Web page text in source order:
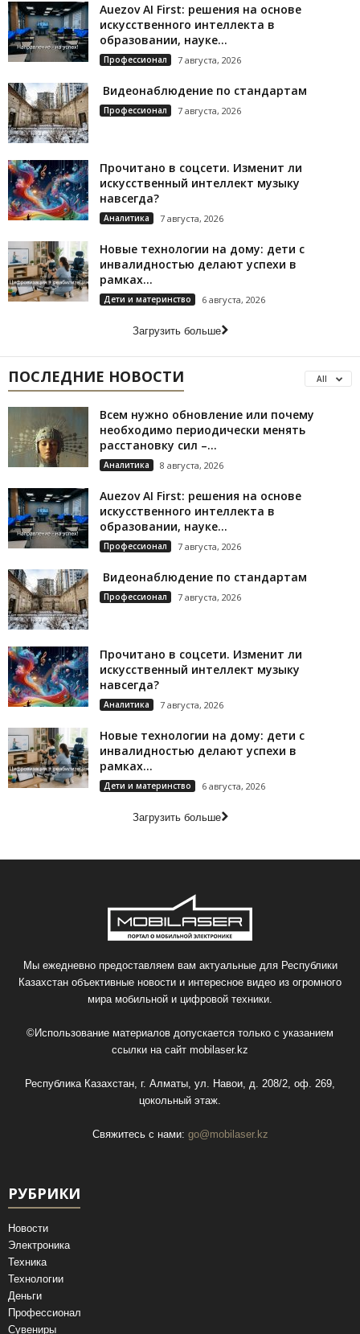
Auezov AI First: решения на основе
искусственного интеллекта в
образовании, науке...
Профессионал 7 августа, 2026
Видеонаблюдение по стандартам
Профессионал 7 августа, 2026
Прочитано в соцсети. Изменит ли
искусственный интеллект музыку
навсегда?
Аналитика 7 августа, 2026
Новые технологии на дому: дети с
инвалидностью делают успехи в
рамках...
Дети и материнство 6 августа, 2026
Загрузить больше
ПОСЛЕДНИЕ НОВОСТИ All
Всем нужно обновление или почему
необходимо периодически менять
расстановку сил –...
Аналитика 8 августа, 2026
Auezov AI First: решения на основе
искусственного интеллекта в
образовании, науке...
Профессионал 7 августа, 2026
Видеонаблюдение по стандартам
Профессионал 7 августа, 2026
Прочитано в соцсети. Изменит ли
искусственный интеллект музыку
навсегда?
Аналитика 7 августа, 2026
Новые технологии на дому: дети с
инвалидностью делают успехи в
рамках...
Дети и материнство 6 августа, 2026
Загрузить больше
Мы ежедневно предоставляем вам актуальные для Республики
Казахстан объективные новости и интересное видео из огромного
мира мобильной и цифровой техники.
©Использование материалов допускается только с указанием
ссылки на сайт mobilaser.kz
Республика Казахстан, г. Алматы, ул. Навои, д. 208/2, оф. 269,
цокольный этаж.
Свяжитесь с нами: go@mobilaser.kz
РУБРИКИ
Новости
Электроника
Техника
Технологии
Деньги
Профессионал
Сувениры